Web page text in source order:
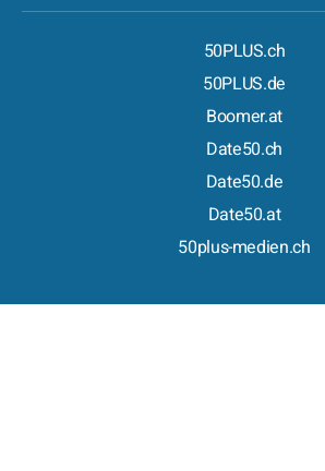
50PLUS.ch
50PLUS.de
Boomer.at
Date50.ch
Date50.de
Date50.at
50plus-medien.ch